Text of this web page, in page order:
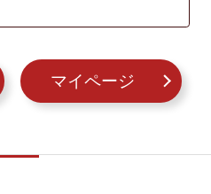
マイページ